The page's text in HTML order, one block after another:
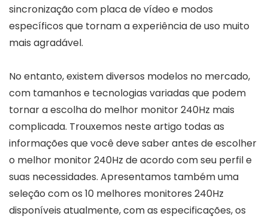
sincronização com placa de vídeo e modos
específicos que tornam a experiência de uso muito
mais agradável.
No entanto, existem diversos modelos no mercado,
com tamanhos e tecnologias variadas que podem
tornar a escolha do melhor monitor 240Hz mais
complicada. Trouxemos neste artigo todas as
informações que você deve saber antes de escolher
o melhor monitor 240Hz de acordo com seu perfil e
suas necessidades. Apresentamos também uma
seleção com os 10 melhores monitores 240Hz
disponíveis atualmente, com as especificações, os